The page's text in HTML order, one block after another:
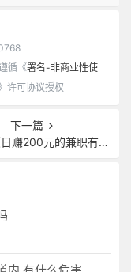
循《署名-非商业性使
许可协议授权
下一篇
赚200元的兼职有什么)